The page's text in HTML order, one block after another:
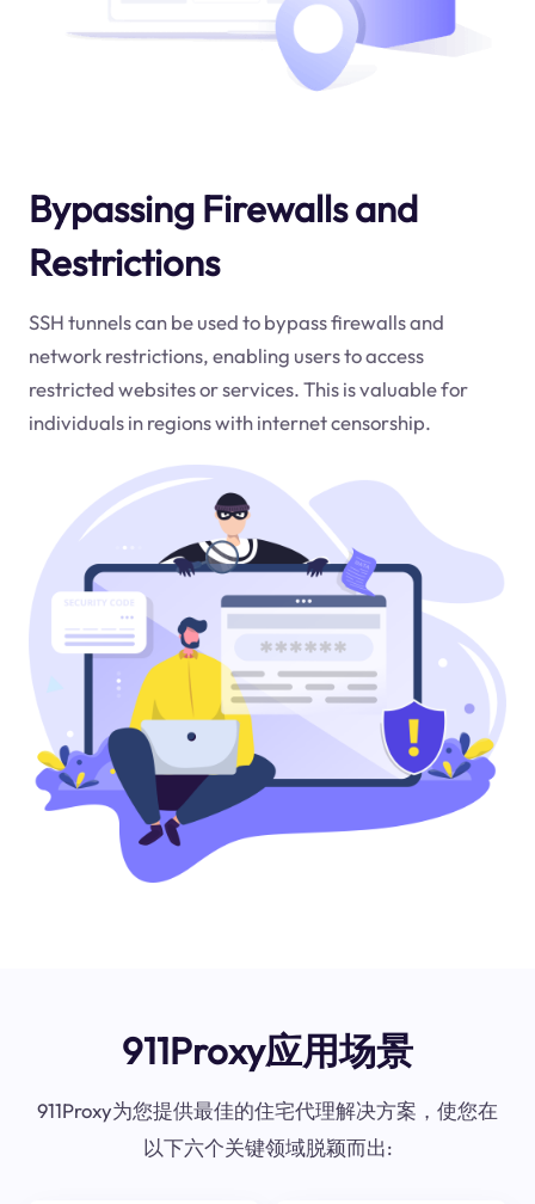
Bypassing Firewalls and
Restrictions
SSH tunnels can be used to bypass firewalls and
network restrictions, enabling users to access
restricted websites or services. This is valuable for
individuals in regions with internet censorship.
911Proxy应用场景
911Proxy为您提供最佳的住宅代理解决方案，使您在
以下六个关键领域脱颖而出: